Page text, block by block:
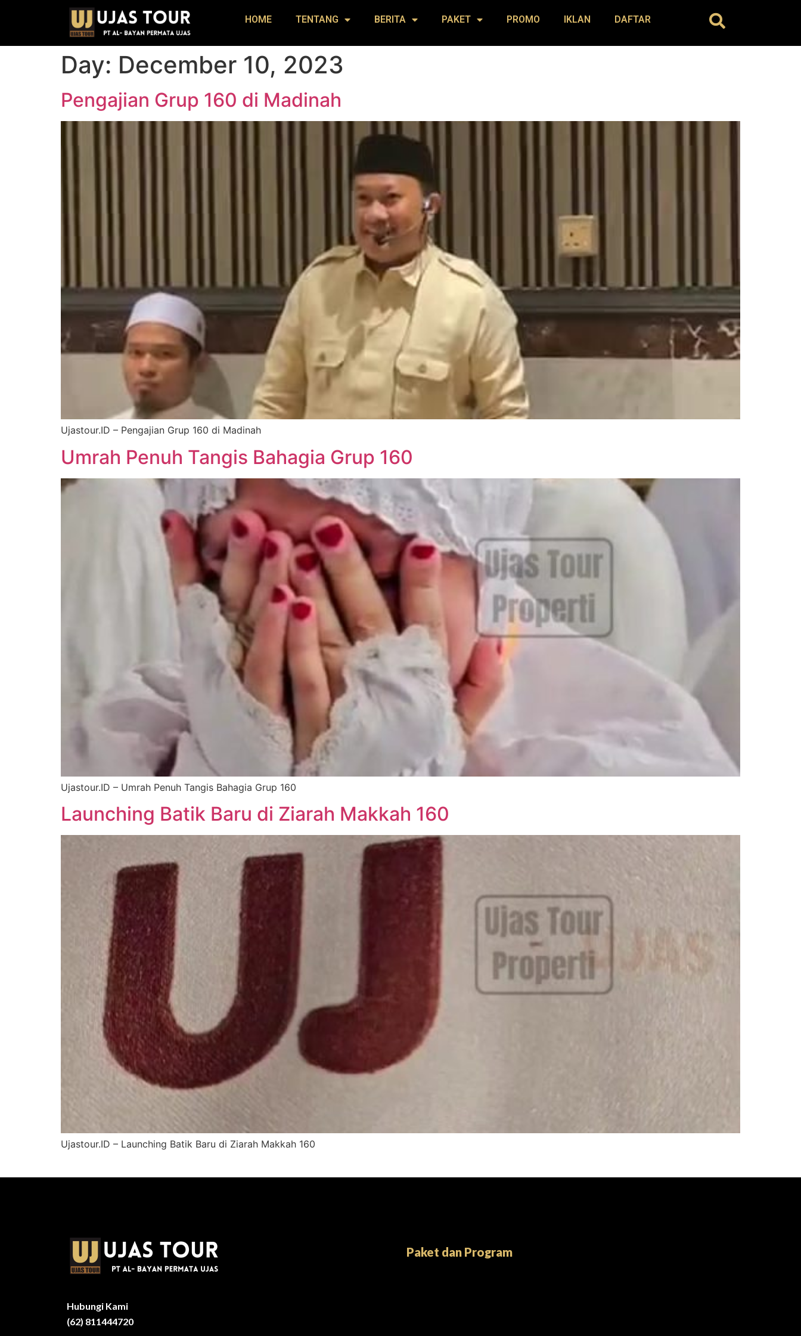
HOME TENTANG BERITA PAKET PROMO IKLAN DAFTAR
Day: December 10, 2023
Pengajian Grup 160 di Madinah
Ujastour.ID – Pengajian Grup 160 di Madinah
Umrah Penuh Tangis Bahagia Grup 160
Ujastour.ID – Umrah Penuh Tangis Bahagia Grup 160
Launching Batik Baru di Ziarah Makkah 160
Ujastour.ID – Launching Batik Baru di Ziarah Makkah 160
Hubungi Kami
(62) 811444720
Paket dan Program